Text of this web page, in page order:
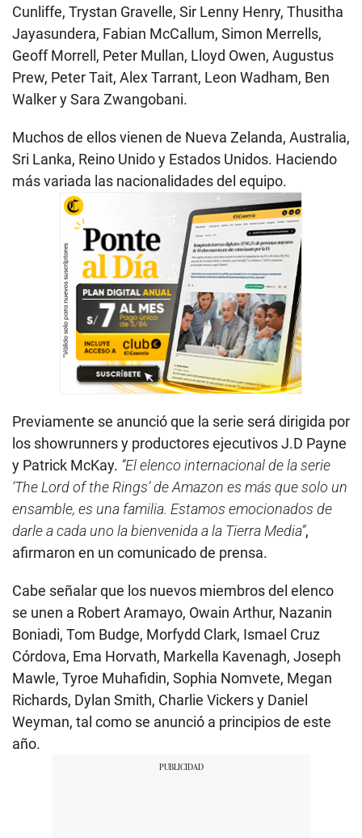
Cunliffe, Trystan Gravelle, Sir Lenny Henry, Thusitha
Jayasundera, Fabian McCallum, Simon Merrells,
Geoff Morrell, Peter Mullan, Lloyd Owen, Augustus
Prew, Peter Tait, Alex Tarrant, Leon Wadham, Ben
Walker y Sara Zwangobani.
Muchos de ellos vienen de Nueva Zelanda, Australia,
Sri Lanka, Reino Unido y Estados Unidos. Haciendo
más variada las nacionalidades del equipo.
Previamente se anunció que la serie será dirigida por
los showrunners y productores ejecutivos J.D Payne
y Patrick McKay. “El elenco internacional de la serie
‘The Lord of the Rings’ de Amazon es más que solo un
ensamble, es una familia. Estamos emocionados de
darle a cada uno la bienvenida a la Tierra Media”,
afirmaron en un comunicado de prensa.
Cabe señalar que los nuevos miembros del elenco
se unen a Robert Aramayo, Owain Arthur, Nazanin
Boniadi, Tom Budge, Morfydd Clark, Ismael Cruz
Córdova, Ema Horvath, Markella Kavenagh, Joseph
Mawle, Tyroe Muhafidin, Sophia Nomvete, Megan
Richards, Dylan Smith, Charlie Vickers y Daniel
Weyman, tal como se anunció a principios de este
año.